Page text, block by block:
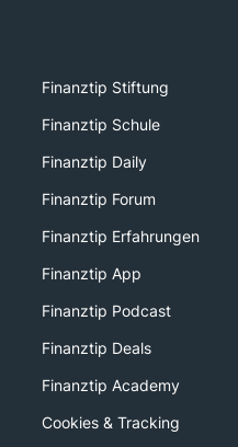
Finanztip Stiftung
Finanztip Schule
Finanztip Daily
Finanztip Forum
Finanztip Erfahrungen
Finanztip App
Finanztip Podcast
Finanztip Deals
Finanztip Academy
Cookies & Tracking